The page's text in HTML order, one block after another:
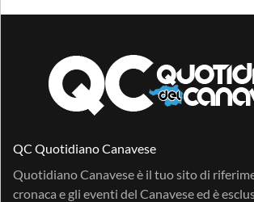
QC Quotidiano Canavese
Quotidiano Canavese è il tuo sito di
cronaca e gli eventi del Canavese ed è